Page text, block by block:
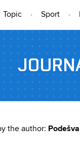
Topic Sport
the author: